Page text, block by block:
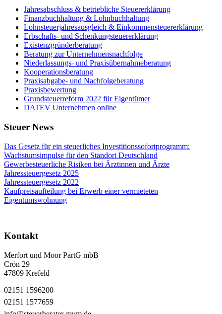
Jahresabschluss & betriebliche Steuererklärung
Finanzbuchhaltung & Lohnbuchhaltung
Lohnsteuerjahresausgleich & Einkommensteuererklärung
Erbschafts- und Schenkungsteuererklärung
Existenzgründerberatung
Beratung zur Unternehmensnachfolge
Niederlassungs- und Praxisübernahmeberatung
Kooperationsberatung
Praxisabgabe- und Nachfolgeberatung
Praxisbewertung
Grundsteuerreform 2022 für Eigentümer
DATEV Unternehmen online
Steuer News
Das Gesetz für ein steuerliches Investitionssofortprogramm:
Wachstumsimpulse für den Standort Deutschland
Gewerbesteuerliche Risiken bei Ärztinnen und Ärzte
Jahressteuergesetz 2025
Jahressteuergesetz 2022
Kaufpreisaufteilung bei Erwerb einer vermieteten
Eigentumswohnung
Kontakt
Merfort und Moor PartG mbB
Crön 29
47809 Krefeld
02151 1596200
02151 1577659